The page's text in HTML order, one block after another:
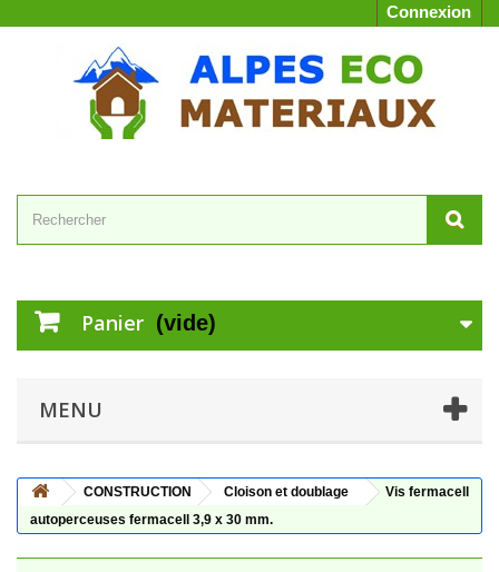
Connexion
Panier (vide)
MENU
CONSTRUCTION Cloison et doublage
Vis fermacell
autoperceuses fermacell 3,9 x 30 mm.